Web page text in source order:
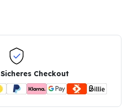
Sicheres Checkout